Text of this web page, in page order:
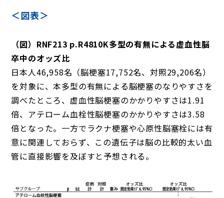
＜図表＞
（図） RNF213 p.R4810K多型の有無による虚血性脳
卒中のオッズ比
日本人46,958名（脳梗塞17,752名、対照29,206名）
を対象に、本多型の有無による脳梗塞のなりやすさを
調べたところ、虚血性脳梗塞のかかりやすさは1.91
倍、アテローム血栓性脳梗塞のかかりやすさは3.58
倍となった。一方でラクナ梗塞や心原性脳塞栓には有
意に関連しておらず、この遺伝子は脳の比較的太い血
管に直接影響を及ぼすと予想される。